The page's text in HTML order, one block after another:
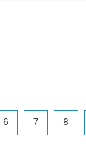
6 7 8